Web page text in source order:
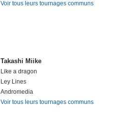
Voir tous leurs tournages communs
Takashi Miike
Like a dragon
Ley Lines
Andromedia
Voir tous leurs tournages communs